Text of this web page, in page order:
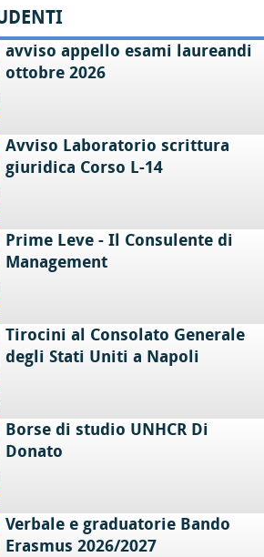
avviso appello esami laureandi
ottobre 2026
Avviso Laboratorio scrittura
giuridica Corso L-14
Prime Leve - Il Consulente di
Management
Tirocini al Consolato Generale
degli Stati Uniti a Napoli
Borse di studio UNHCR Di
Donato
Verbale e graduatorie Bando
Erasmus 2026/2027